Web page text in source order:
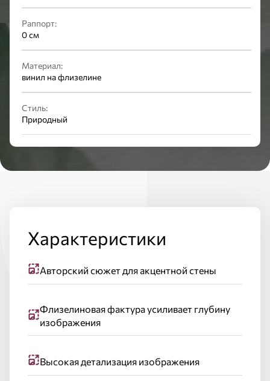
Раппорт:
0 см
Материал:
винил на флизелине
Стиль:
Природный
Характеристики
Авторский сюжет для акцентной стены
Флизелиновая фактура усиливает глубину
изображения
Высокая детализация изображения